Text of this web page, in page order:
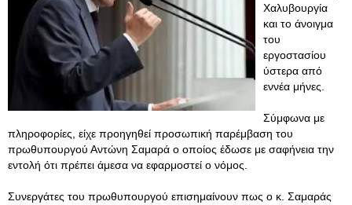
Χαλυβουργία
και το άνοιγμα
του
εργοστασίου
ύστερα από
εννέα μήνες.
Σύμφωνα με
πληροφορίες, είχε προηγηθεί προσωπική παρέμβαση του
πρωθυπουργού Αντώνη Σαμαρά ο οποίος έδωσε με σαφήνεια την
εντολή ότι πρέπει άμεσα να εφαρμοστεί ο νόμος.
Συνεργάτες του πρωθυπουργού επισημαίνουν πως ο κ. Σαμαράς